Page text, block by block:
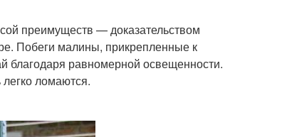
преимуществ — доказательством
Побеги малины, прикрепленные к
благодаря равномерной освещенности.
ломаются.